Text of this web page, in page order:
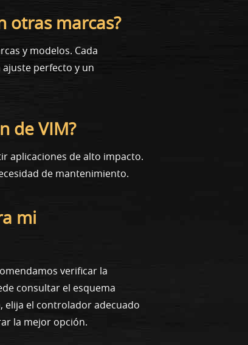
otras marcas?
y modelos. Cada
perfecto y un
de VIM?
aplicaciones de alto impacto.
de mantenimiento.
mi
verificar la
consultar el esquema
elija el controlador adecuado
la mejor opción.